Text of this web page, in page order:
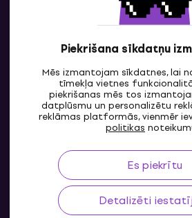
Piekrišana sīkdatņu
Mēs izmantojam sīkdatnes, lai
tīmekļa vietnes
piekrišanas mēs tos
datplūsmu un personalizētu
reklāmas platformās, vienmēr
politikas
Es piekrītu
Detalizēti
LV